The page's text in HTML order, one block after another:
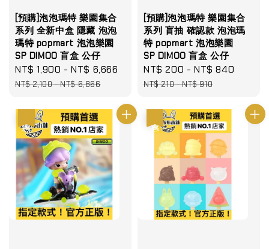
[預購]泡泡瑪特 樂園集合
系列 全新中盒 隱藏 泡泡
瑪特 popmart 泡泡樂園
SP DIMOO 盲盒 公仔
Sale
price
NT$ 1,900 -NT$ 6,666
Regular
price
NT$ 2,100-NT$ 6,866
[預購]泡泡瑪特 樂園集合
系列 盲抽 確認款 泡泡瑪
特 popmart 泡泡樂園
SP DIMOO 盲盒 公仔
Sale
price
NT$ 200 -NT$ 840
NT$ 210-NT$ 910